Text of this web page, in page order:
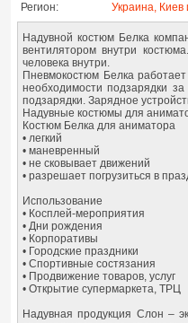
Регион:
Украина, Киев
Надувной костюм Белка
вентилятором внутри
человека внутри.
Пневмокостюм Белка
необходимости подзарядки
подзарядки. Зарядное
Надувные костюмы для
Костюм Белка для аниматора
• легкий
• маневренный
• не сковывает движений
• разрешает погрузиться в
Использование
• Косплей-мероприятия
• Дни рождения
• Корпоративы
• Городские праздники
• Спортивные состязания
• Продвижение товаров, услуг
• Открытие супермаркета, ТРЦ
Надувная продукция Слон –